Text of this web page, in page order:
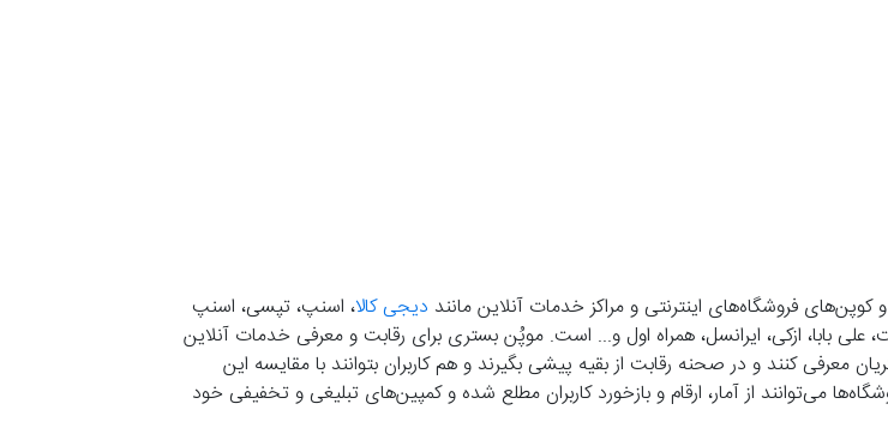
و کوپن‌های فروشگاه‌های اینترنتی و مراکز خدمات آنلاین مانند دیجی کالا، اسنپ، تپسی، اسنپ
علی بابا، ازکی، ایرانسل، همراه اول و... است. موپُن بستری برای رقابت و معرفی خدمات آنلاین
کنند و در صحنه رقابت از بقیه پیشی بگیرند و هم کاربران بتوانند با مقایسه این
می‌توانند از آمار، ارقام و بازخورد کاربران مطلع شده و کمپین‌های تبلیغی و تخفیفی خود